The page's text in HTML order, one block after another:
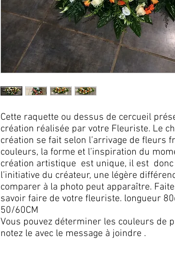
Cette raquette ou dessus de cercueil
création réalisée par votre Fleuriste. Le
création se fait selon l’arrivage de fleurs
couleurs, la forme et l’inspiration du
création artistique est unique, il est
l’initiative du créateur, une légère
comparer à la photo peut apparaître.
savoir faire de votre fleuriste. longueur
50/60CM
Vous pouvez déterminer les couleurs de
notez le avec le message à joindre .